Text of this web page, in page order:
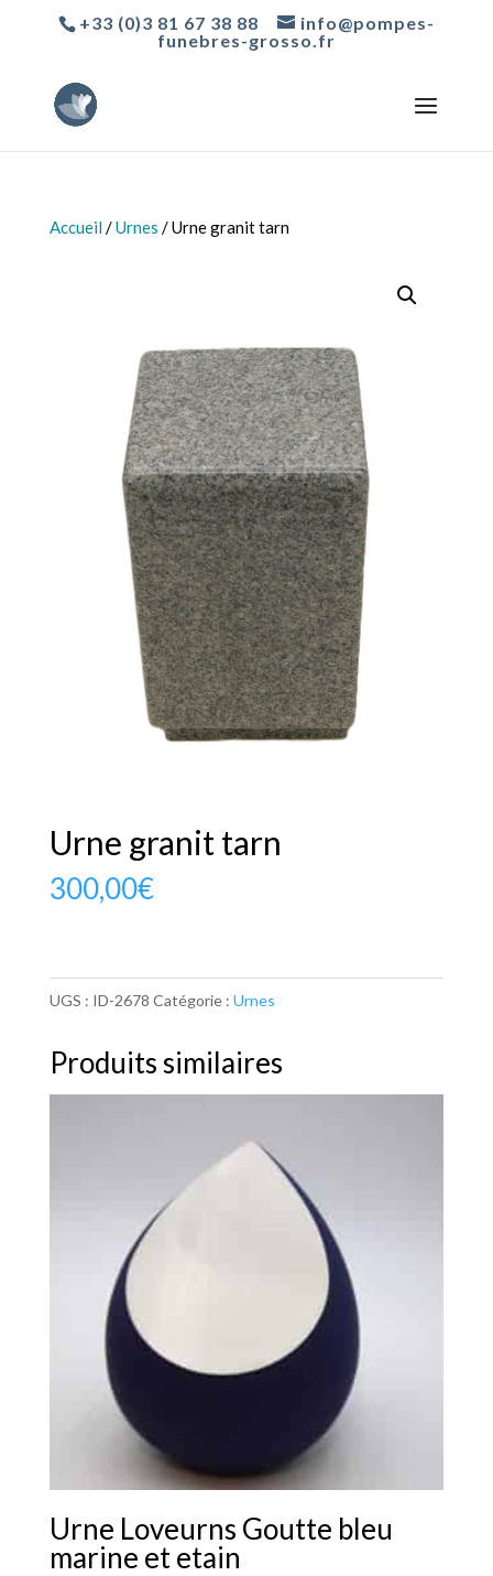
+33 (0)3 81 67 38 88
info@pompes-
funebres-grosso.fr
Accueil/Urnes / Urne granit tarn
Urne granit tarn
300,00€
UGS : ID-2678 Catégorie : Urnes
Produits similaires
Urne Loveurns Goutte bleu
marine et etain